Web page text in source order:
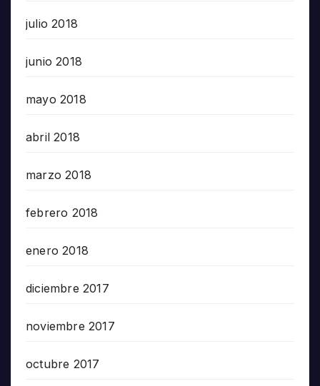
julio 2018
junio 2018
mayo 2018
abril 2018
marzo 2018
febrero 2018
enero 2018
diciembre 2017
noviembre 2017
octubre 2017